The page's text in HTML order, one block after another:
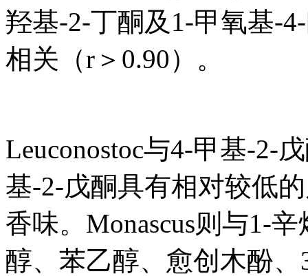
羟基-2-丁酮及1-甲氧基-
相关（r＞0.90）。
Leuconostoc与4-甲基-2-
基-2-戊酮具有相对较低
香味。Monascus则与1-
醇、苯乙醇、愈创木酚